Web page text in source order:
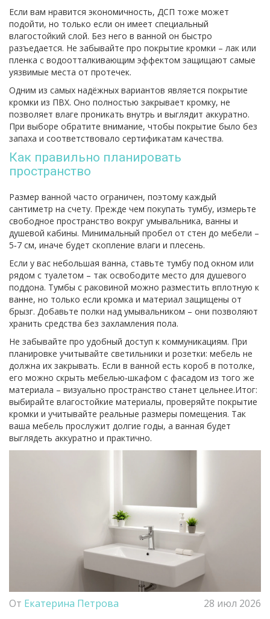
Если вам нравится экономичность, ДСП тоже может
подойти, но только если он имеет специальный
влагостойкий слой. Без него в ванной он быстро
разъедается. Не забывайте про покрытие кромки – лак или
пленка с водоотталкивающим эффектом защищают самые
уязвимые места от протечек.
Одним из самых надёжных вариантов является покрытие
кромки из ПВХ. Оно полностью закрывает кромку, не
позволяет влаге проникать внутрь и выглядит аккуратно.
При выборе обратите внимание, чтобы покрытие было без
запаха и соответствовало сертификатам качества.
Как правильно планировать
пространство
Размер ванной часто ограничен, поэтому каждый
сантиметр на счету. Прежде чем покупать тумбу, измерьте
свободное пространство вокруг умывальника, ванны и
душевой кабины. Минимальный пробел от стен до мебели –
5‑7 см, иначе будет скопление влаги и плесень.
Если у вас небольшая ванна, ставьте тумбу под окном или
рядом с туалетом – так освободите место для душевого
поддона. Тумбы с раковиной можно разместить вплотную к
ванне, но только если кромка и материал защищены от
брызг. Добавьте полки над умывальником – они позволяют
хранить средства без захламления пола.
Не забывайте про удобный доступ к коммуникациям. При
планировке учитывайте светильники и розетки: мебель не
должна их закрывать. Если в ванной есть короб в потолке,
его можно скрыть мебелью‑шкафом с фасадом из того же
материала – визуально пространство станет цельнее.Итог:
выбирайте влагостойкие материалы, проверяйте покрытие
кромки и учитывайте реальные размеры помещения. Так
ваша мебель прослужит долгие годы, а ванная будет
выглядеть аккуратно и практично.
От Екатерина Петрова 28 июл 2026